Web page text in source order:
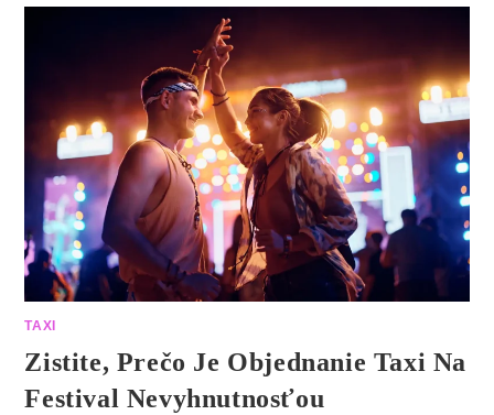
TAXI
Zistite, Prečo Je Objednanie Taxi Na
Festival Nevyhnutnosťou